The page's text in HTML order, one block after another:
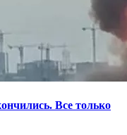
Все только